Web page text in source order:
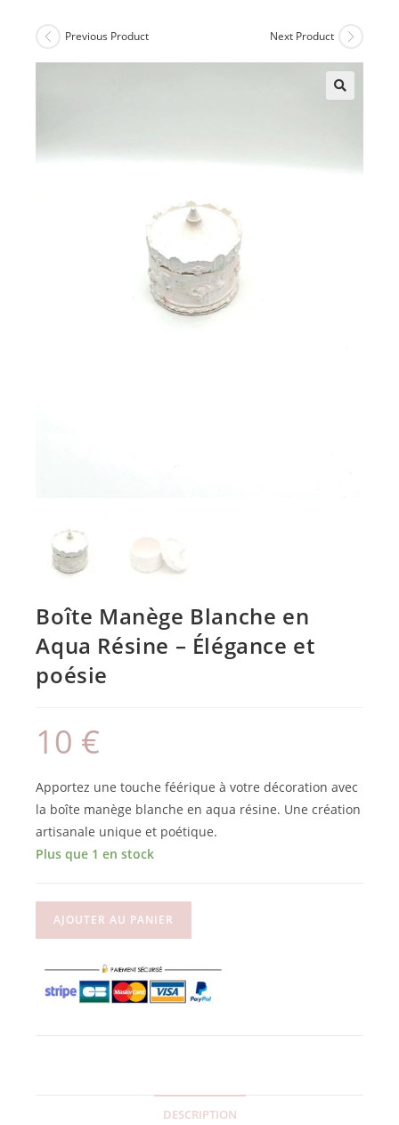
Previous Product Next Product
Boîte Manège Blanche en
Aqua Résine – Élégance et
poésie
10 €
Apportez une touche féérique à votre décoration avec
la boîte manège blanche en aqua résine. Une création
artisanale unique et poétique.
Plus que 1 en stock
AJOUTER AU PANIER
DESCRIPTION